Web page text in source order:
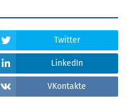
Twitter
LinkedIn
VKontakte